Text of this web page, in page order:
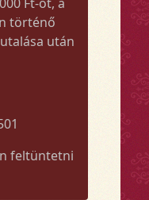
történő
után
feltüntetni